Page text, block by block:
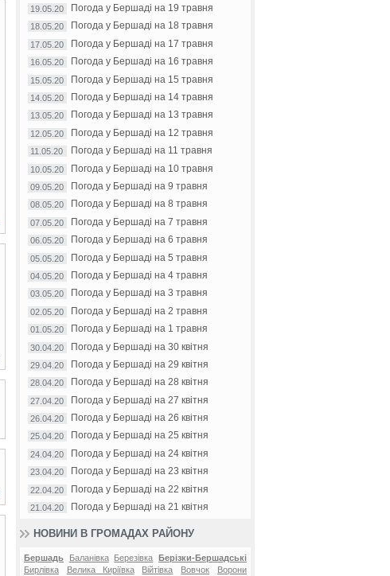
19.05.20 Погода у Бершаді на 19 травня
18.05.20 Погода у Бершаді на 18 травня
17.05.20 Погода у Бершаді на 17 травня
16.05.20 Погода у Бершаді на 16 травня
15.05.20 Погода у Бершаді на 15 травня
14.05.20 Погода у Бершаді на 14 травня
13.05.20 Погода у Бершаді на 13 травня
12.05.20 Погода у Бершаді на 12 травня
11.05.20 Погода у Бершаді на 11 травня
10.05.20 Погода у Бершаді на 10 травня
09.05.20 Погода у Бершаді на 9 травня
08.05.20 Погода у Бершаді на 8 травня
07.05.20 Погода у Бершаді на 7 травня
06.05.20 Погода у Бершаді на 6 травня
05.05.20 Погода у Бершаді на 5 травня
04.05.20 Погода у Бершаді на 4 травня
03.05.20 Погода у Бершаді на 3 травня
02.05.20 Погода у Бершаді на 2 травня
01.05.20 Погода у Бершаді на 1 травня
30.04.20 Погода у Бершаді на 30 квітня
29.04.20 Погода у Бершаді на 29 квітня
28.04.20 Погода у Бершаді на 28 квітня
27.04.20 Погода у Бершаді на 27 квітня
26.04.20 Погода у Бершаді на 26 квітня
25.04.20 Погода у Бершаді на 25 квітня
24.04.20 Погода у Бершаді на 24 квітня
23.04.20 Погода у Бершаді на 23 квітня
22.04.20 Погода у Бершаді на 22 квітня
21.04.20 Погода у Бершаді на 21 квітня
НОВИНИ В ГРОМАДАХ РАЙОНУ
Бершадь Баланівка Березівка
Берізки-Бершадські
Бирлівка
Велика Киріївка Війтівка Вовчок
Ворони